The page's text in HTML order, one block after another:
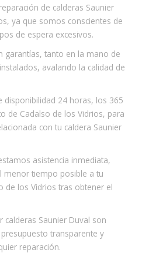
de calderas Saunier
ya que somos conscientes de
de espera excesivos.
garantías, tanto en la mano de
avalando la calidad de
disponibilidad 24 horas, los 365
de Cadalso de los Vidrios, para
con tu caldera Saunier
asistencia inmediata,
menor tiempo posible a tu
de los Vidrios tras obtener el
Saunier Duval son
transparente y
reparación.